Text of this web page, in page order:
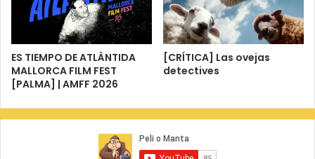
ES TIEMPO DE ATLÀNTIDA
MALLORCA FILM FEST
[PALMA] | AMFF 2026
[CRÍTICA] Las ovejas
detectives